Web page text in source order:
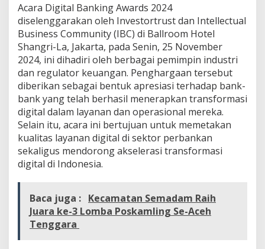
o
r
t
r
u
s
t
B
e
r
k
a
t
T
e
r
o
s
a
n
Acara Digital Banking Awards 2024
diselenggarakan oleh Investortrust dan Intellectual
Business Community (IBC) di Ballroom Hotel
Shangri-La, Jakarta, pada Senin, 25 November
2024, ini dihadiri oleh berbagai pemimpin industri
dan regulator keuangan. Penghargaan tersebut
diberikan sebagai bentuk apresiasi terhadap bank-
bank yang telah berhasil menerapkan transformasi
digital dalam layanan dan operasional mereka.
Selain itu, acara ini bertujuan untuk memetakan
kualitas layanan digital di sektor perbankan
sekaligus mendorong akselerasi transformasi
digital di Indonesia.
Baca juga : Kecamatan Semadam Raih
Juara ke-3 Lomba Poskamling Se-Aceh
Tenggara